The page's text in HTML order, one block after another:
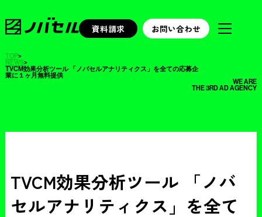
資料請求 お問い合わせ
TOP>
NEWS>
TVCM効果分析ツール 「ノバセルアナリティクス」を全ての応募企
業に１ヶ月無料提供
WE ARE
THE 3RD AD AGENCY
TVCM効果分析ツール 「ノバ
セルアナリティクス」を全て